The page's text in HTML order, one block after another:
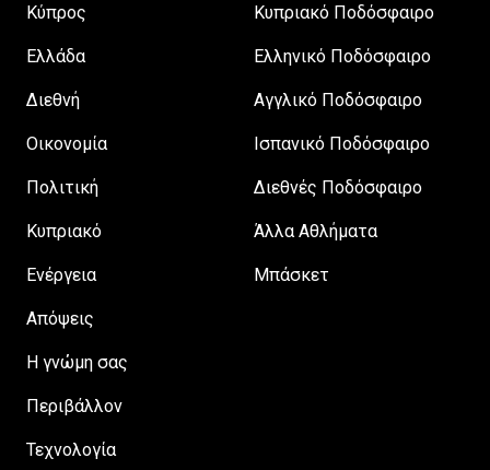
Κύπρος
Ελλάδα
Διεθνή
Οικονομία
Πολιτική
Κυπριακό
Ενέργεια
Απόψεις
H γνώμη σας
Περιβάλλον
Τεχνολογία
Κυπριακό Ποδόσφαιρο
Ελληνικό Ποδόσφαιρο
Αγγλικό Ποδόσφαιρο
Ισπανικό Ποδόσφαιρο
Διεθνές Ποδόσφαιρο
Άλλα Αθλήματα
Μπάσκετ